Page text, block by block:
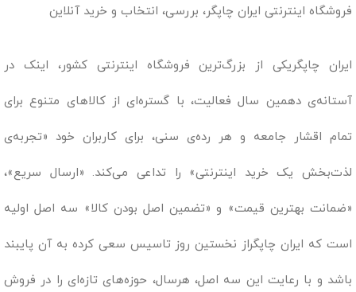
فروشگاه اینترنتی ایران چاپگر، بررسی، انتخاب و خرید آنلاین
ایران چاپگریکی از بزرگ‌ترین فروشگاه اینترنتی کشور، اینک در
آستانه‌ی دهمین سال فعالیت، با گستره‌ای از کالاهای متنوع برای
تمام اقشار جامعه و هر رده‌ی سنی، برای کاربران خود «تجربه‌ی
لذت‌بخش یک خرید اینترنتی» را تداعی می‌کند. «ارسال سریع»،
«ضمانت بهترین قیمت» و «تضمین اصل بودن کالا» سه اصل اولیه
است که ایران چاپگراز نخستین روز تاسیس سعی کرده به آن پایبند
باشد و با رعایت این سه اصل، هرسال، حوزه‌های تازه‌ای را در فروش